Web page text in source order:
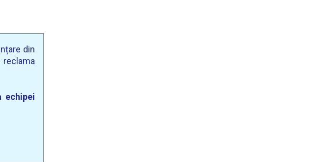
din
echipei